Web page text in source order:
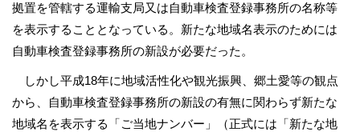
拠置を管轄する運輸支局又は自動車検査登録事務所の名称等
を表示することとなっている。新たな地域名表示のためには
自動車検査登録事務所の新設が必要だった。
しかし平成18年に地域活性化や観光振興、郷土愛等の観点
から、自動車検査登録事務所の新設の有無に関わらず新たな
地域名を表示する「ご当地ナンバー」（正式には「新たな地